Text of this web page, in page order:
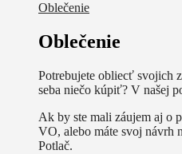
Oblečenie
Oblečenie
Potrebujete obliecť svojich
seba niečo kúpiť? V našej
Ak by ste mali záujem aj o
VO, alebo máte svoj návrh
Potlač.